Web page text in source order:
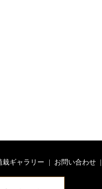
栽ギャラリー お問い合わせ